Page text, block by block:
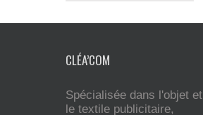
CLÉA’COM
Spécialisée dans l'objet et
le textile publicitaire,